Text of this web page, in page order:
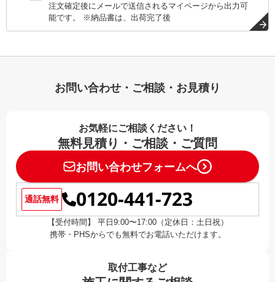
注文確定後にメールで送信されるマイページから出力可
能です。 ※納品書は、出荷完了後
お問い合わせ・ご相談・お見積り
お気軽にご相談ください！
無料見積り・ご相談・ご質問
お問い合わせフォームへ
通話無料 0120-441-723
【受付時間】 平日9:00〜17:00（定休日：土日祝）
携帯・PHSからでも無料でお電話いただけます。
取付工事など